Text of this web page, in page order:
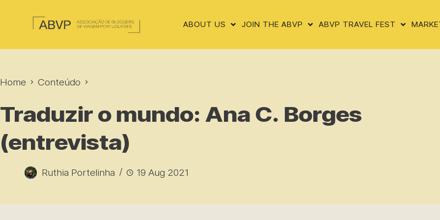
ABOUT US JOIN THE ABVP ABVP TRAVEL FEST
Home Conteúdo
Traduzir o mundo: Ana C. Borges
(entrevista)
Ruthia Portelinha 19 Aug 2021